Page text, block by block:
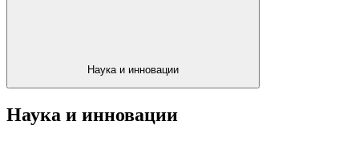
Наука и инновации
Наука и инновации